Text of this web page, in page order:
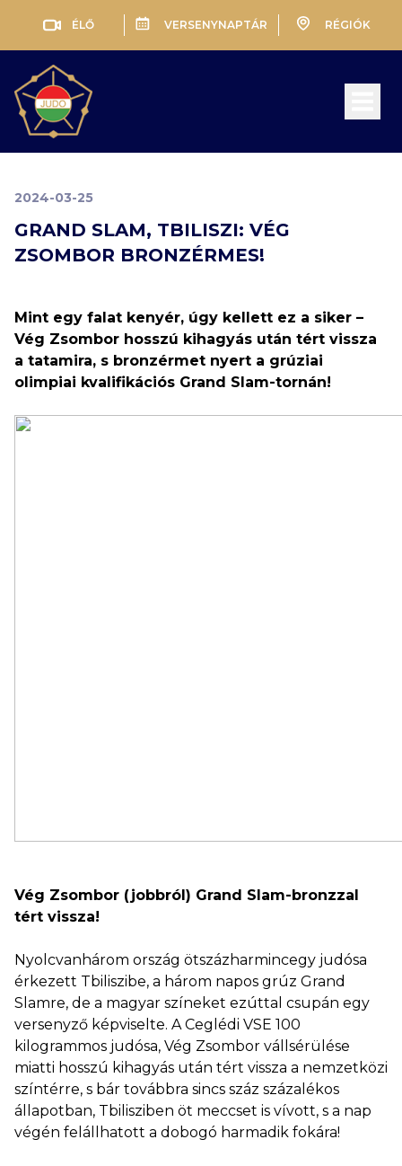
ÉLŐ VERSENYNAPTÁR RÉGIÓK
2024-03-25
GRAND SLAM, TBILISZI: VÉG
ZSOMBOR BRONZÉRMES!
Mint egy falat kenyér, úgy kellett ez a siker –
Vég Zsombor hosszú kihagyás után tért vissza
a tatamira, s bronzérmet nyert a grúziai
olimpiai kvalifikációs Grand Slam-tornán!
Vég Zsombor (jobbról) Grand Slam-bronzzal
tért vissza!
Nyolcvanhárom ország ötszázharmincegy judósa
érkezett Tbiliszibe, a három napos grúz Grand
Slamre, de a magyar színeket ezúttal csupán egy
versenyző képviselte. A Ceglédi VSE 100
kilogrammos judósa, Vég Zsombor vállsérülése
miatti hosszú kihagyás után tért vissza a nemzetközi
színtérre, s bár továbbra sincs száz százalékos
állapotban, Tbilisziben öt meccset is vívott, s a nap
végén felállhatott a dobogó harmadik fokára!